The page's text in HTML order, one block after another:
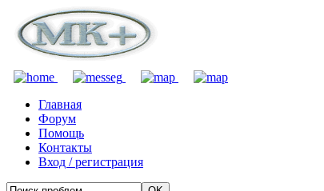
Главная
Форум
Помощь
Контакты
Вход / регистрация